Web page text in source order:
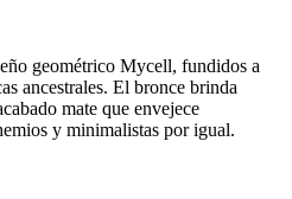
geométrico Mycell, fundidos a
ancestrales. El bronce brinda
mate que envejece
y minimalistas por igual.